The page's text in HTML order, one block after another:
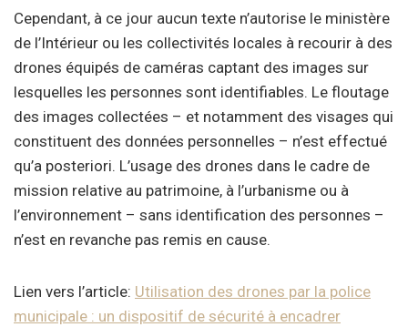
Cependant, à ce jour aucun texte n’autorise le ministère
de l’Intérieur ou les collectivités locales à recourir à des
drones équipés de caméras captant des images sur
lesquelles les personnes sont identifiables. Le floutage
des images collectées – et notamment des visages qui
constituent des données personnelles – n’est effectué
qu’a posteriori. L’usage des drones dans le cadre de
mission relative au patrimoine, à l’urbanisme ou à
l’environnement – sans identification des personnes –
n’est en revanche pas remis en cause.
Lien vers l’article: Utilisation des drones par la police
municipale : un dispositif de sécurité à encadrer